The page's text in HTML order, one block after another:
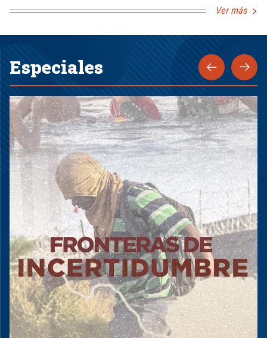
Ver más
Especiales